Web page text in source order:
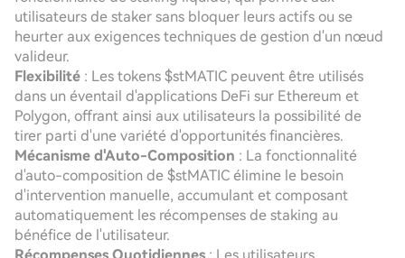
utilisateurs de staker sans bloquer leurs actifs ou se
heurter aux exigences techniques de gestion d'un nœud
valideur.
Flexibilité : Les tokens $stMATIC peuvent être utilisés
dans un éventail d'applications DeFi sur Ethereum et
Polygon, offrant ainsi aux utilisateurs la possibilité de
tirer parti d'une variété d'opportunités financières.
Mécanisme d'Auto-Composition : La fonctionnalité
d'auto-composition de $stMATIC élimine le besoin
d'intervention manuelle, accumulant et composant
automatiquement les récompenses de staking au
bénéfice de l'utilisateur.